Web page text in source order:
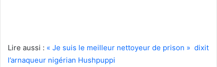
Lire aussi : « Je suis le meilleur nettoyeur de prison » dixit
l’arnaqueur nigérian Hushpuppi